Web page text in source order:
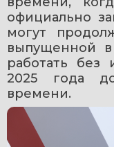
официально
могут
выпущенной
работать без
2025 года
времени.